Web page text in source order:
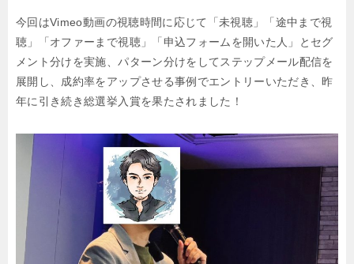
今回はVimeo動画の視聴時間に応じて「未視聴」「途中まで視
聴」「オファーまで視聴」「申込フォームを開いた人」とセグ
メント分けを実施、パターン分けをしてステップメール配信を
展開し、成約率をアップさせる事例でエントリーいただき、昨
年に引き続き総選挙入賞を果たされました！